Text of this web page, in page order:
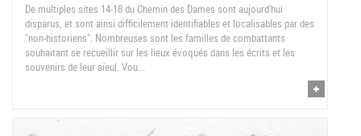
De multiples sites 14-18 du Chemin des Dames sont aujourd'hui
disparus, et sont ainsi difficilement identifiables et localisables par des
"non-historiens". Nombreuses sont les familles de combattants
souhaitant se recueillir sur les lieux évoqués dans les écrits et les
souvenirs de leur aïeul. Vou...